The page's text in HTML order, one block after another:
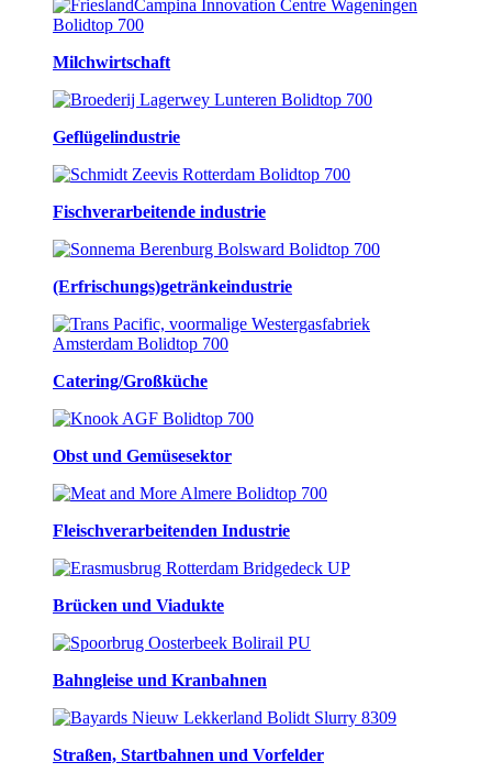
Milchwirtschaft
Geflügelindustrie
Fischverarbeitende industrie
(Erfrischungs)getränkeindustrie
Catering/Großküche
Obst und Gemüsesektor
Fleischverarbeitenden Industrie
Brücken und Viadukte
Bahngleise und Kranbahnen
Straßen, Startbahnen und Vorfelder